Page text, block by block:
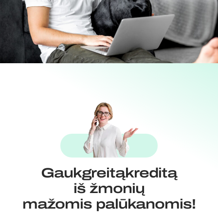
Gaukgreitąkreditą
iš žmonių
mažomis palūkanomis!